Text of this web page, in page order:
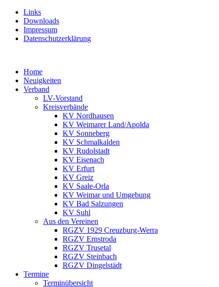
Links
Downloads
Impressum
Datenschutzerklärung
Home
Neuigkeiten
Verband
LV-Vorstand
Kreisverbände
KV Nordhausen
KV Weimarer Land/Apolda
KV Sonneberg
KV Schmalkalden
KV Rudolstadt
KV Eisenach
KV Erfurt
KV Greiz
KV Saale-Orla
KV Weimar und Umgebung
KV Bad Salzungen
KV Suhl
Aus den Vereinen
RGZV 1929 Creuzburg-Werra
RGZV Ernstroda
RGZV Trusetal
RGZV Steinbach
RGZV Dingelstädt
Termine
Terminübersicht